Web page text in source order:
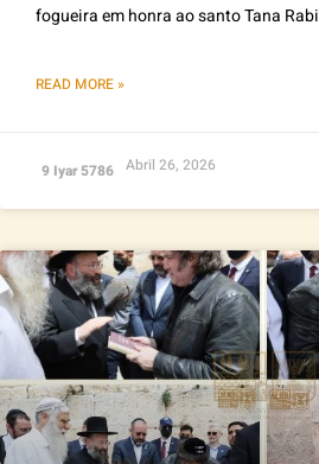
fogueira em honra ao santo Tana Rabi
READ MORE »
9 Iyar 5786 Abril 26, 2026